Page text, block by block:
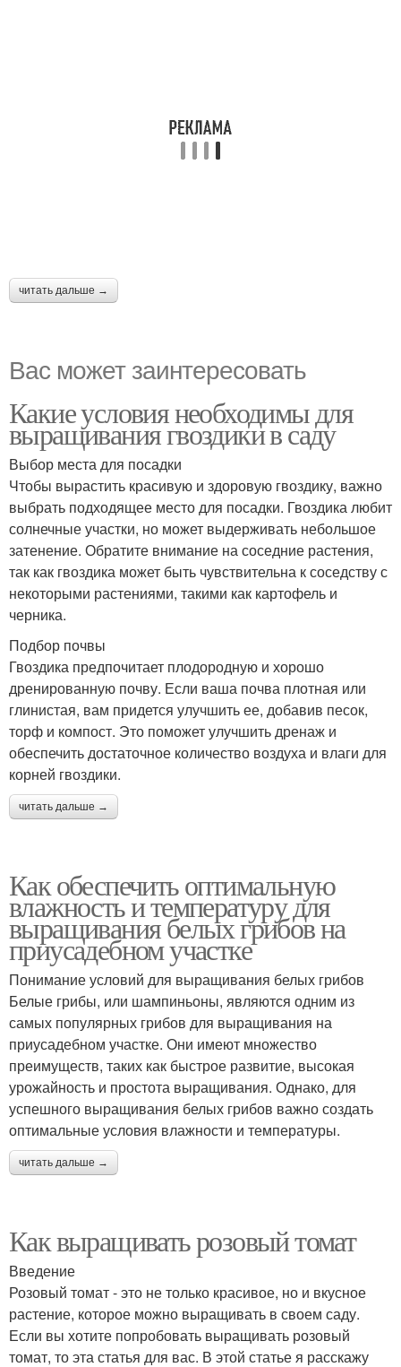
читать дальше →
Вас может заинтересовать
Какие условия необходимы для
выращивания гвоздики в саду
Выбор места для посадки
Чтобы вырастить красивую и здоровую гвоздику, важно
выбрать подходящее место для посадки. Гвоздика любит
солнечные участки, но может выдерживать небольшое
затенение. Обратите внимание на соседние растения,
так как гвоздика может быть чувствительна к соседству с
некоторыми растениями, такими как картофель и
черника.
Подбор почвы
Гвоздика предпочитает плодородную и хорошо
дренированную почву. Если ваша почва плотная или
глинистая, вам придется улучшить ее, добавив песок,
торф и компост. Это поможет улучшить дренаж и
обеспечить достаточное количество воздуха и влаги для
корней гвоздики.
читать дальше →
Как обеспечить оптимальную
влажность и температуру для
выращивания белых грибов на
приусадебном участке
Понимание условий для выращивания белых грибов
Белые грибы, или шампиньоны, являются одним из
самых популярных грибов для выращивания на
приусадебном участке. Они имеют множество
преимуществ, таких как быстрое развитие, высокая
урожайность и простота выращивания. Однако, для
успешного выращивания белых грибов важно создать
оптимальные условия влажности и температуры.
читать дальше →
Как выращивать розовый томат
Введение
Розовый томат - это не только красивое, но и вкусное
растение, которое можно выращивать в своем саду.
Если вы хотите попробовать выращивать розовый
томат, то эта статья для вас. В этой статье я расскажу